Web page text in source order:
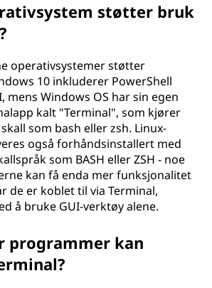
støtter bruk
operativsystemer støtter
10 inkluderer PowerShell
mens Windows OS har sin egen
kalt "Terminal", som kjører
som bash eller zsh. Linux-
også forhåndsinstallert med
som BASH eller ZSH - noe
kan få enda mer funksjonalitet
de er koblet til via Terminal,
å bruke GUI-verktøy alene.
programmer kan